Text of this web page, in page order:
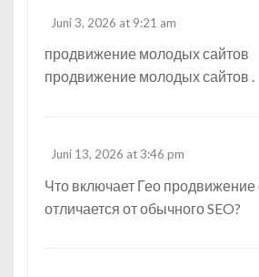
Juni 3, 2026 at 9:21 am
продвижение молодых сайтов
продвижение молодых сайтов .
Juni 13, 2026 at 3:46 pm
Что включает Гео продвижение
отличается от обычного SEO?